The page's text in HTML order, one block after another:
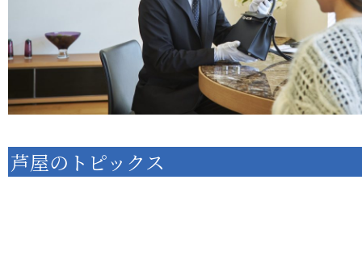
芦屋のトピックス